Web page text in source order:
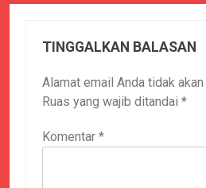
TINGGALKAN BALASAN
Alamat email Anda tidak
Ruas yang wajib ditandai *
Komentar *